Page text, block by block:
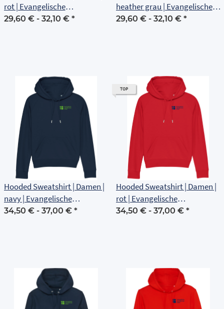
rot | Evangelische
Grundschule Erfurt
29,60 € - 32,10 € *
heather grau | Evangelische
Grundschule Erfurt
29,60 € - 32,10 € *
Hooded Sweatshirt | Damen |
navy | Evangelische
Grundschule Erfurt
34,50 € - 37,00 € *
TOP
Hooded Sweatshirt | Damen |
rot | Evangelische
Grundschule Erfurt
34,50 € - 37,00 € *